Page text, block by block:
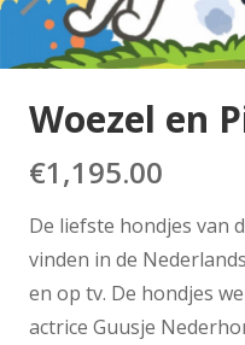
Woezel en
€1,195.00
De liefste hondjes van
vinden in de
en op tv. De hondjes
actrice Guusje